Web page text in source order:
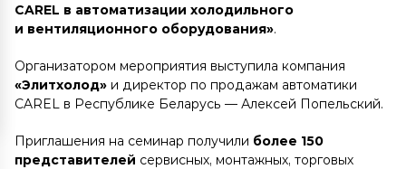
CAREL в автоматизации холодильного
и вентиляционного оборудования».
Организатором мероприятия выступила компания
«Элитхолод» и директор по продажам автоматики
CAREL в Республике Беларусь — Алексей Попельский.
Приглашения на семинар получили более 150
представителей сервисных, монтажных, торговых